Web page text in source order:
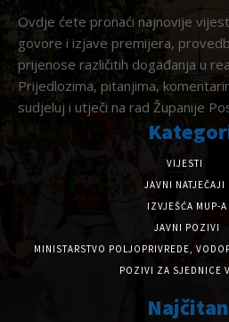
Ovdje ćete pronaći najnovije
govore i izjave premijera,
prijenose različitih događanja u
Prijedlozima, pitanjima,
sudjeluj i utječi na rad Županije
VIJESTI
JAVNI NATJEČAJI
IZVJEŠĆA MUP-A
JAVNI POZIVI
MINISTARSTVO POLJOPRIVREDE,
POZIVI ZA SJEDNICE